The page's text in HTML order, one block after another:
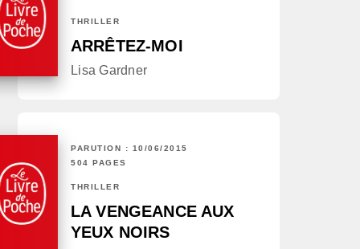
THRILLER
ARRÊTEZ-MOI
Lisa Gardner
PARUTION : 10/06/2015
504 PAGES
THRILLER
LA VENGEANCE AUX
YEUX NOIRS